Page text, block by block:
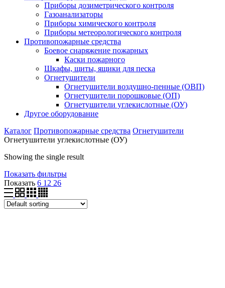
Приборы дозиметрического контроля
Газоанализаторы
Приборы химического контроля
Приборы метеорологического контроля
Противопожарные средства
Боевое снаряжение пожарных
Каски пожарного
Шкафы, щиты, ящики для песка
Огнетушители
Огнетушители воздушно-пенные (ОВП)
Огнетушители порошковые (ОП)
Огнетушители углекислотные (ОУ)
Другое оборудование
Каталог Противопожарные средства Огнетушители
Огнетушители углекислотные (ОУ)
Showing the single result
Показать фильтры
Показать 6 12 26